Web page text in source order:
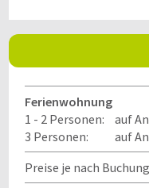
Ferienwohnung
1 - 2 Personen:
auf
3 Personen:
auf
Preise je nach